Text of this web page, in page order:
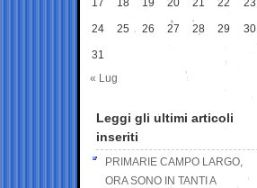
17 18 19 20 21 22 23
24 25 26 27 28 29 30
31
« Lug
Leggi gli ultimi articoli
inseriti
PRIMARIE CAMPO LARGO,
ORA SONO IN TANTI A